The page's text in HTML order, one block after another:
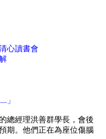
心讀書會
」
總經理洪善群學長，會後
期。他們正在為座位傷腦